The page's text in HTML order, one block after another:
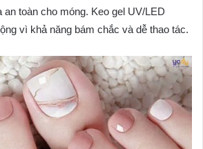
an toàn cho móng. Keo gel UV/LED
vì khả năng bám chắc và dễ thao tác.